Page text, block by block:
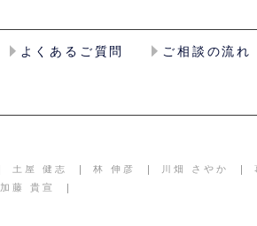
よくあるご質問 ご相談の流れ
土屋 健志 林 伸彦 川畑 さやか
加藤 貴宣